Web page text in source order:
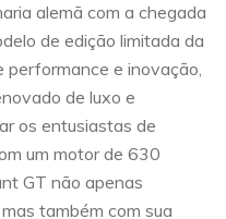
alemã com a chegada
de edição limitada da
performance e inovação,
de luxo e
os entusiastas de
um motor de 630
GT não apenas
também com sua